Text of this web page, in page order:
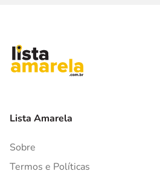
Lista Amarela
Sobre
Termos e Políticas